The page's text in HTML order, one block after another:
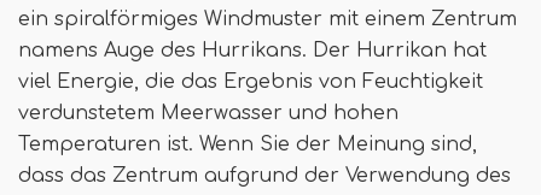
ein spiralförmiges Windmuster mit einem Zentrum
namens Auge des Hurrikans. Der Hurrikan hat
viel Energie, die das Ergebnis von Feuchtigkeit
verdunstetem Meerwasser und hohen
Temperaturen ist. Wenn Sie der Meinung sind,
dass das Zentrum aufgrund der Verwendung des